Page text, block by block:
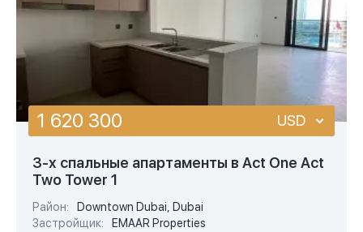
3-х спальные апартаменты в Act One Act
Two Tower 1
Район:
Downtown Dubai, Dubai
Застройщик:
EMAAR Properties
1 620 300 USD